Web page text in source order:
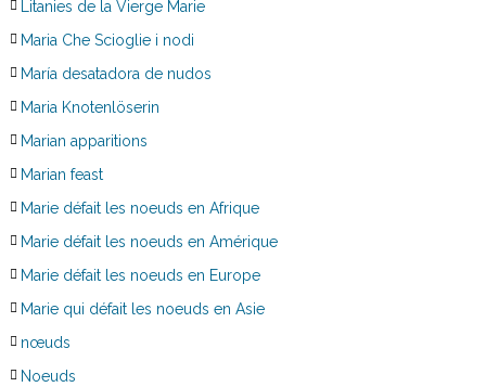
Litanies de la Vierge Marie
Maria Che Scioglie i nodi
María desatadora de nudos
Maria Knotenlöserin
Marian apparitions
Marian feast
Marie défait les noeuds en Afrique
Marie défait les noeuds en Amérique
Marie défait les noeuds en Europe
Marie qui défait les noeuds en Asie
nœuds
Noeuds